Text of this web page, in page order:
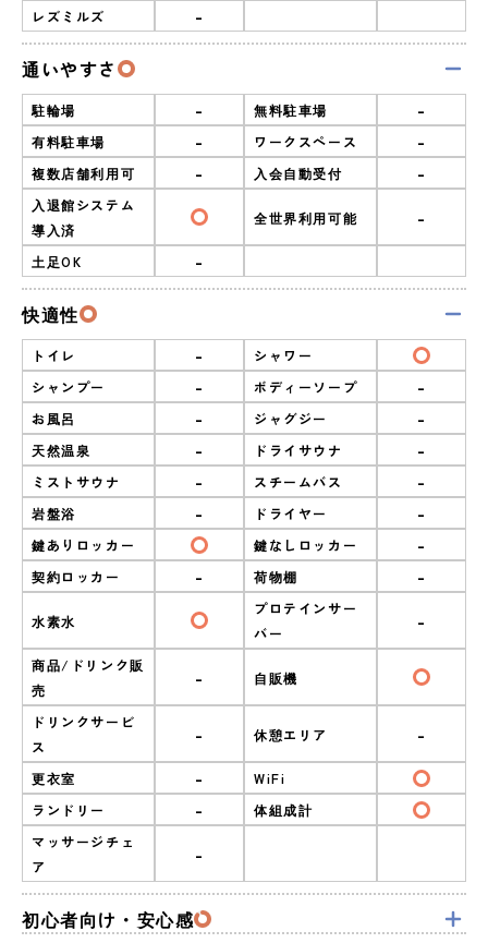
レズミルズ -
通いやすさ
駐輪場 - 無料駐車場 -
有料駐車場 - ワークスペース -
複数店舗利用可 - 入会自動受付 -
入退館システム
導入済
全世界利用可能 -
土足OK -
快適性
トイレ -
シャワー
シャンプー
- ボディーソープ -
お風呂 - ジャグジー -
天然温泉 - ドライサウナ -
ミストサウナ - スチームバス -
岩盤浴 - ドライヤー -
鍵ありロッカー 鍵なしロッカー -
契約ロッカー - 荷物棚 -
水素水
プロテインサー
バー
-
商品/ドリンク販
売
- 自販機
ドリンクサービ
ス
- 休憩エリア -
更衣室 -
WiFi
ランドリー
-
体組成計
マッサージチェ
ア
-
初心者向け・安心感